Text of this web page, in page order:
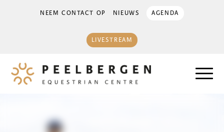
NEEM CONTACT OP NIEUWS AGENDA
LIVESTREAM